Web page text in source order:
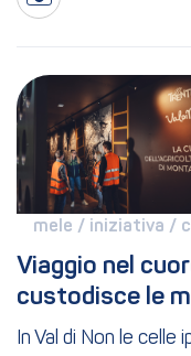
mele / iniziativa /
Viaggio nel
custodisce le
In Val di Non le